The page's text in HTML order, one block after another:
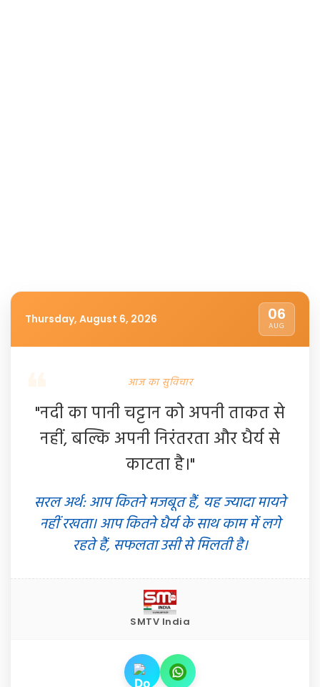
Thursday, August 6, 2026 06
AUG
आज का सुविचार
"नदी का पानी चट्टान को अपनी ताकत से
नहीं, बल्कि अपनी निरंतरता और धैर्य से
काटता है।"
सरल अर्थ: आप कितने मजबूत हैं, यह ज्यादा मायने
नहीं रखता। आप कितने धैर्य के साथ काम में लगे
रहते हैं, सफलता उसी से मिलती है।
SMTV India